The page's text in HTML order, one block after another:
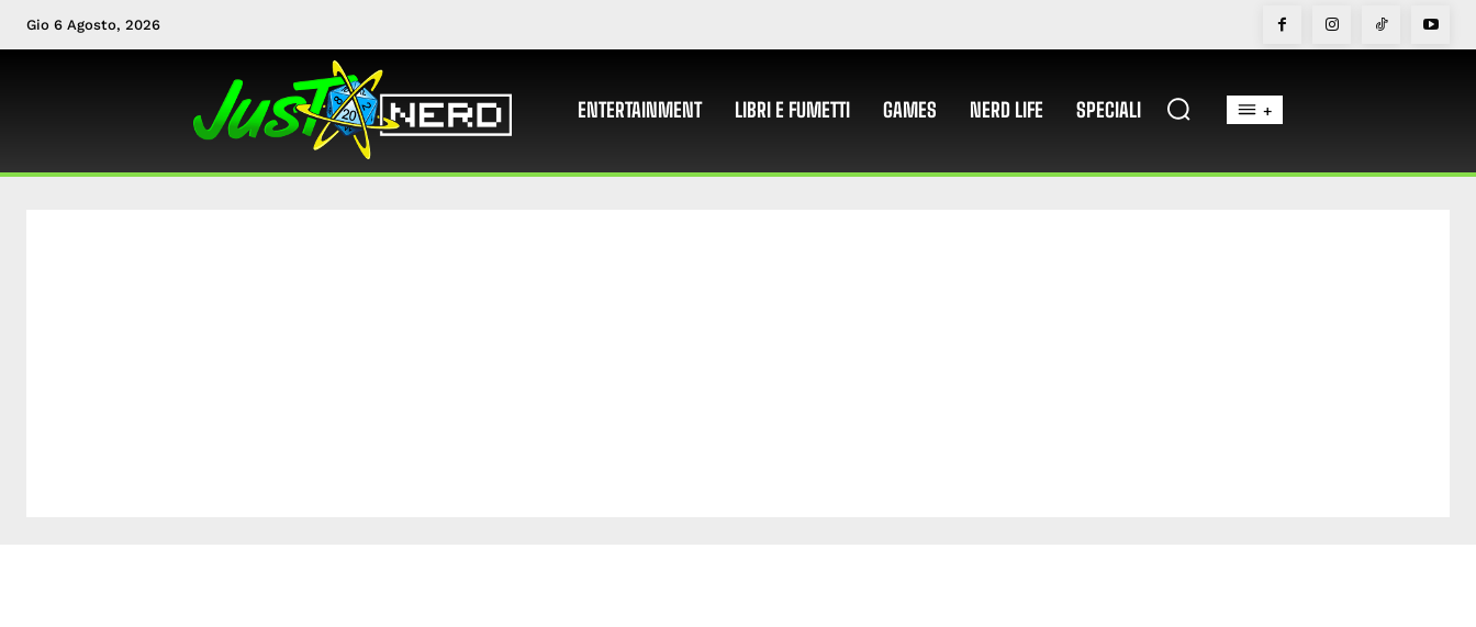
Gio 6 Agosto, 2026
ENTERTAINMENT LIBRI E FUMETTI GAMES NERD LIFE SPECIALI +